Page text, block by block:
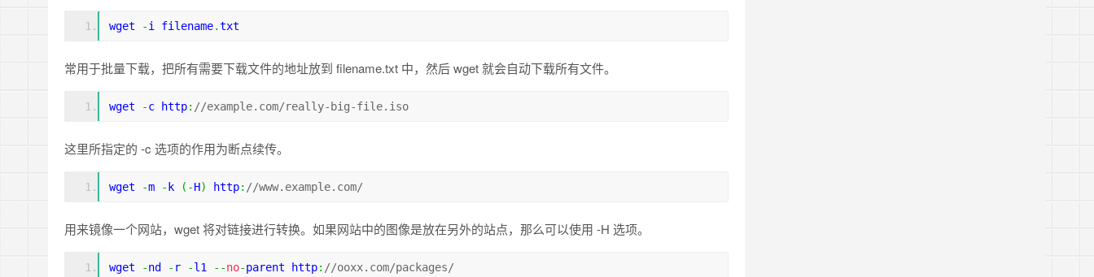
wget -i filename.txt
常用于批量下载，把所有需要下载文件的地址放到 filename.txt 中，然后 wget 就会自动下载所有文件。
wget -c http: //example.com/really-big-file.iso
这里所指定的 -c 选项的作用为断点续传。
wget -m - k (-H) http: //www.example.com/
用来镜像一个网站，wget 将对链接进行转换。如果网站中的图像是放在另外的站点，那么可以使用 -H 选项。
wget -nd - r -l1 --no-parent http: //ooxx.com/packages/